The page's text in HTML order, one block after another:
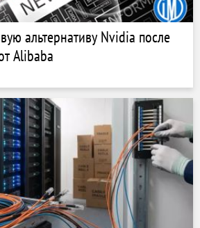
альтернативу Nvidia после
Alibaba